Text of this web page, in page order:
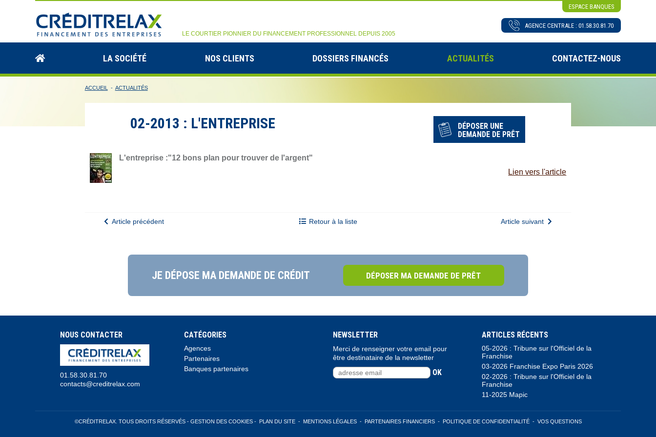
ESPACE BANQUES
LE COURTIER PIONNIER DU FINANCEMENT PROFESSIONNEL DEPUIS 2005
AGENCE CENTRALE : 01.58.30.81.70
LA SOCIÉTÉ NOS CLIENTS DOSSIERS FINANCÉS ACTUALITÉS CONTACTEZ-NOUS
ACCUEIL - ACTUALITÉS
02-2013 : L'ENTREPRISE
DÉPOSER UNE
DEMANDE DE PRÊT
L'entreprise :"12 bons plan pour trouver de l'argent"
Lien vers l'article
Article précédent Retour à la liste Article suivant
JE DÉPOSE MA DEMANDE DE CRÉDIT DÉPOSER MA DEMANDE DE PRÊT
NOUS CONTACTER
01.58.30.81.70
contacts@creditrelax.com
CATÉGORIES
Agences
Partenaires
Banques partenaires
NEWSLETTER
Merci de renseigner votre email pour
être destinataire de la newsletter
OK
ARTICLES RÉCENTS
05-2026 : Tribune sur l'Officiel de la
Franchise
03-2026 Franchise Expo Paris 2026
02-2026 : Tribune sur l'Officiel de la
Franchise
11-2025 Mapic
©CRÉDITRELAX. TOUS DROITS RÉSERVÉS - GESTION DES COOKIES- PLAN DU SITE- MENTIONS LÉGALES- PARTENAIRES FINANCIERS- POLITIQUE DE CONFIDENTIALITÉ- VOS QUESTIONS